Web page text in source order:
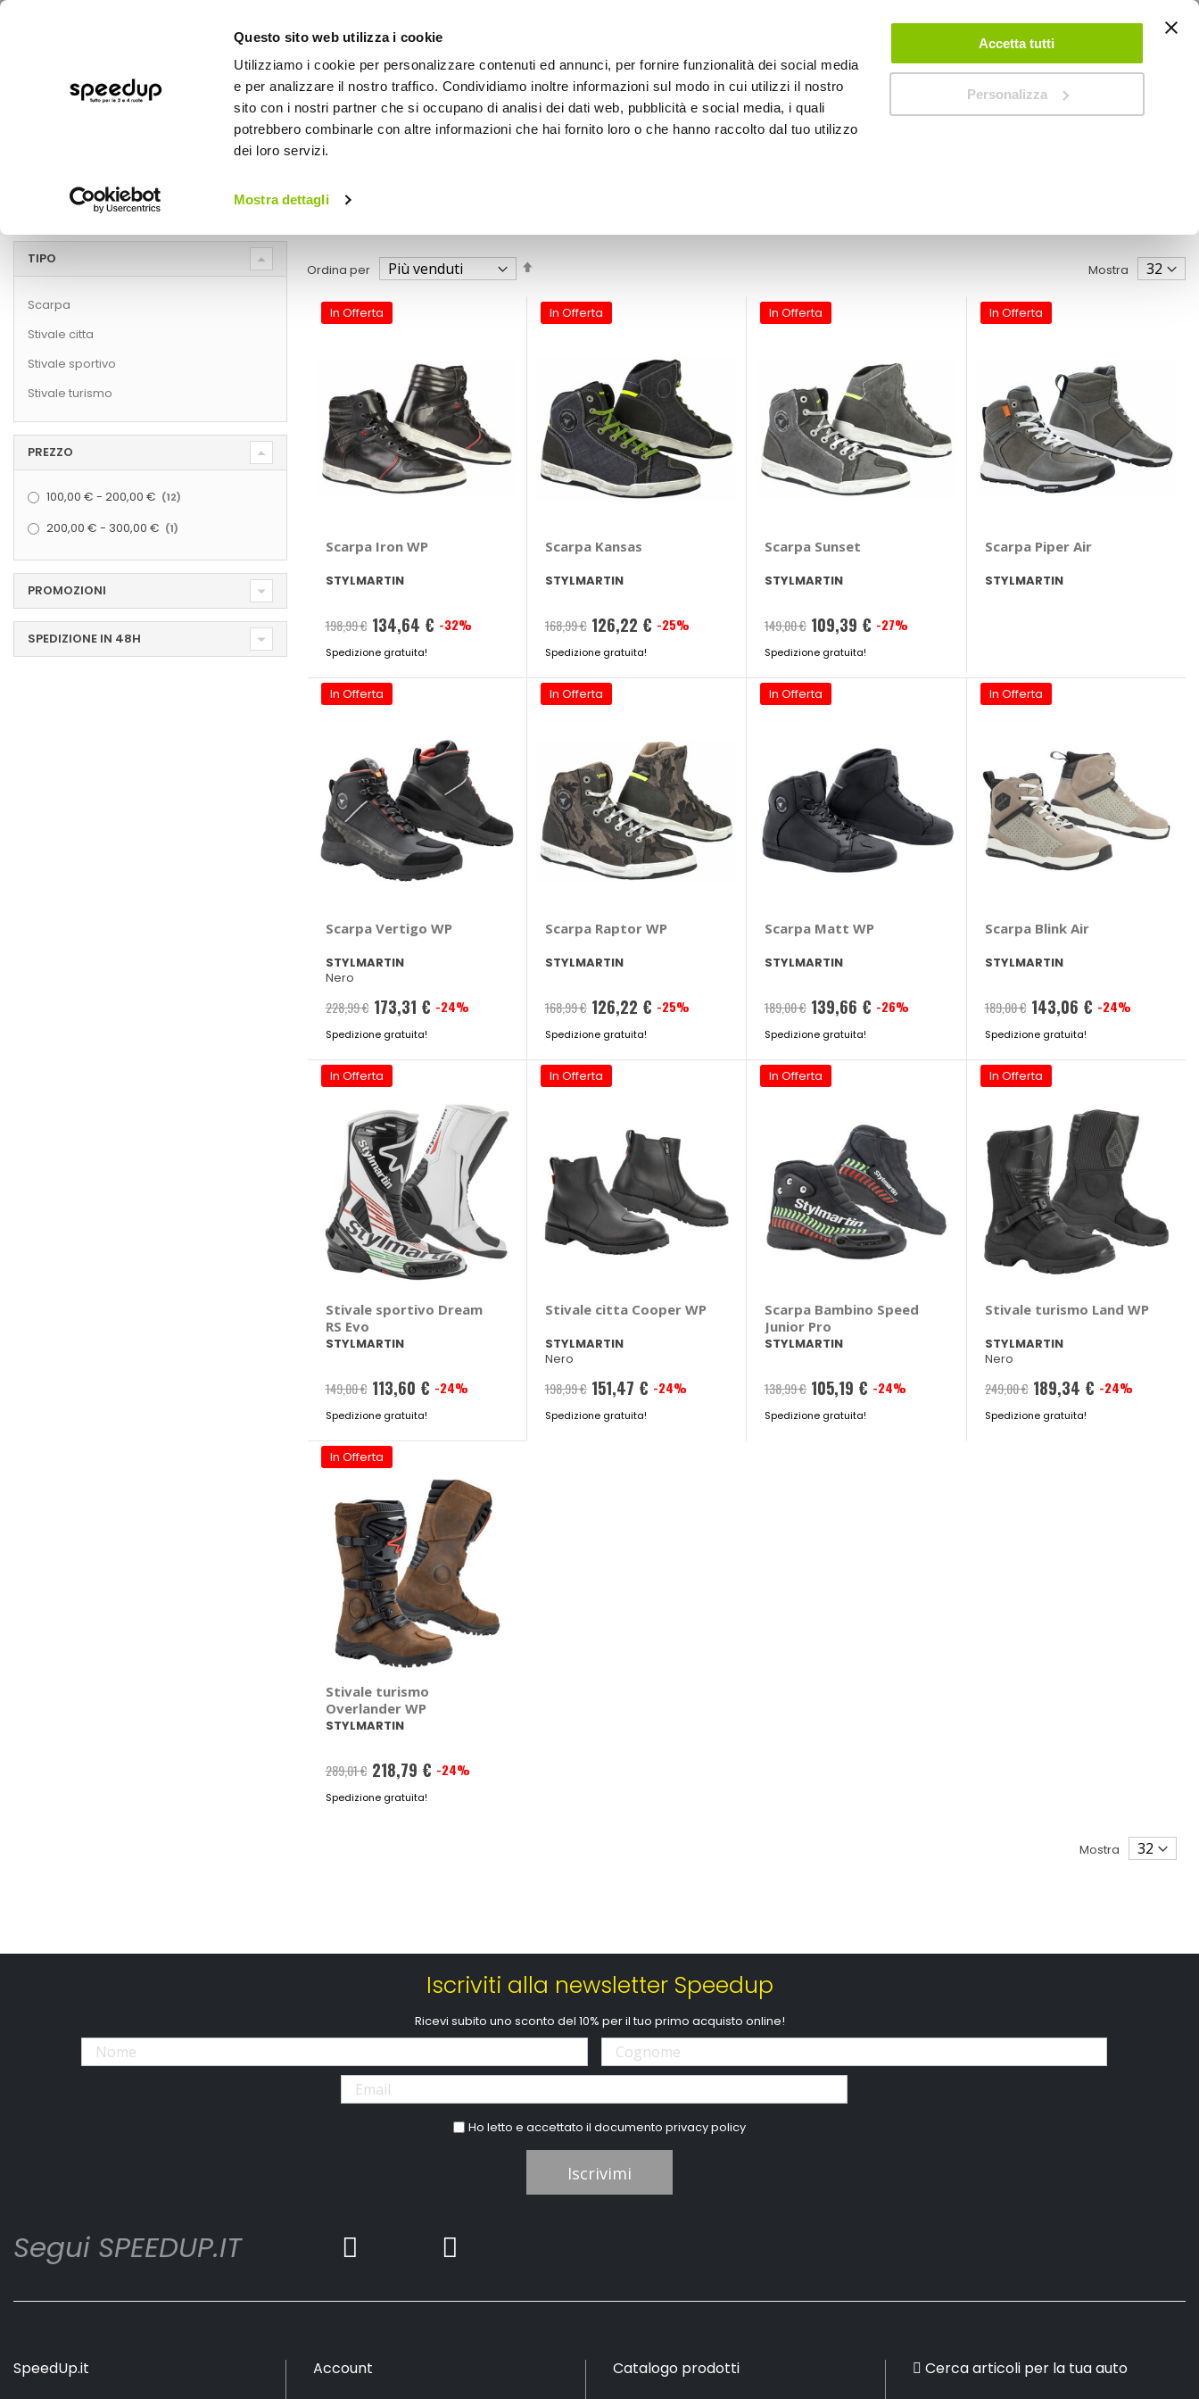
Questo sito web utilizza i cookie
Utilizziamo i cookie per personalizzare contenuti ed annunci, per fornire funzionalità dei social media
e per analizzare il nostro traffico. Condividiamo inoltre informazioni sul modo in cui utilizzi il nostro
sito con i nostri partner che si occupano di analisi dei dati web, pubblicità e social media, i quali
potrebbero combinarle con altre informazioni che hai fornito loro o che hanno raccolto dal tuo utilizzo
dei loro servizi.
Mostra dettagli
Accetta tutti
Personalizza
ACCEDI CREA UN ACCOUNT CONTATTACI
BICI OUTDOOR
Marche STYLMARTIN
STYLMARTIN
Ordina per
decrescente
Mostra
In Offerta
Scarpa Iron WP
STYLMARTIN
198,99 € 134,64 € -32%
Spedizione gratuita!
In Offerta
Scarpa Kansas
STYLMARTIN
168,99 € 126,22 € -25%
Spedizione gratuita!
In Offerta
Scarpa Sunset
STYLMARTIN
149,00 € 109,39 € -27%
Spedizione gratuita!
In Offerta
Scarpa Piper Air
STYLMARTIN
In Offerta
Scarpa Vertigo WP
STYLMARTIN
Nero
228,99 € 173,31 € -24%
Spedizione gratuita!
In Offerta
Scarpa Raptor WP
STYLMARTIN
168,99 € 126,22 € -25%
Spedizione gratuita!
In Offerta
Scarpa Matt WP
STYLMARTIN
189,00 € 139,66 € -26%
Spedizione gratuita!
In Offerta
Scarpa Blink Air
STYLMARTIN
189,00 € 143,06 € -24%
Spedizione gratuita!
In Offerta
Stivale sportivo Dream
RS Evo
STYLMARTIN
149,00 € 113,60 € -24%
Spedizione gratuita!
In Offerta
Stivale citta Cooper WP
STYLMARTIN
Nero
198,99 € 151,47 € -24%
Spedizione gratuita!
In Offerta
Scarpa Bambino Speed
Junior Pro
STYLMARTIN
138,99 € 105,19 € -24%
Spedizione gratuita!
In Offerta
Stivale turismo Land WP
STYLMARTIN
Nero
249,00 € 189,34 € -24%
Spedizione gratuita!
In Offerta
Stivale turismo
Overlander WP
STYLMARTIN
289,01 € 218,79 € -24%
Spedizione gratuita!
Mostra
TIPO
Scarpa
Stivale citta
Stivale sportivo
Stivale turismo
PREZZO
100,00 € - 200,00 € 12
200,00 € - 300,00 € 1
PROMOZIONI
SPEDIZIONE IN 48H
Iscriviti alla newsletter Speedup
Ricevi subito uno sconto del 10% per il tuo primo acquisto online!
Ho letto e accettato il documentoprivacy policy
Iscrivimi
Segui SPEEDUP.IT
SpeedUp.it Account Catalogo prodotti Cerca articoli per la tua auto